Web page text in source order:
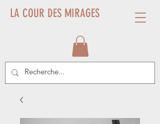
LA COUR DES MIRAGES